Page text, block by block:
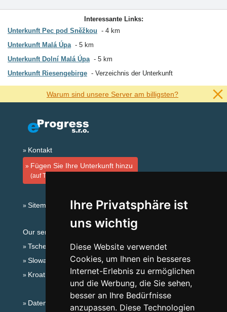
Ihre Privatsphäre ist
uns wichtig
Diese Website verwendet
Cookies, um Ihnen ein besseres
Internet-Erlebnis zu ermöglichen
und die Werbung, die Sie sehen,
besser an Ihre Bedürfnisse
anzupassen. Diese Technologien
Interessante Links:
Unterkunft Pec pod Sněžkou
4 km
Unterkunft Malá Úpa
5 km
Unterkunft Dolní Malá Úpa
5 km
Unterkunft Riesengebirge
Verzeichnis der Unterkunft
Warum sind unsere Server am billigsten?
Kontakt
Fügen Sie Ihre Unterkunft hinzu
(auf Tschechisch)
Sitemap
Our servers:
Tschechische Gebirge
Slowakische Gebirge
Kroatien
Datenschutz